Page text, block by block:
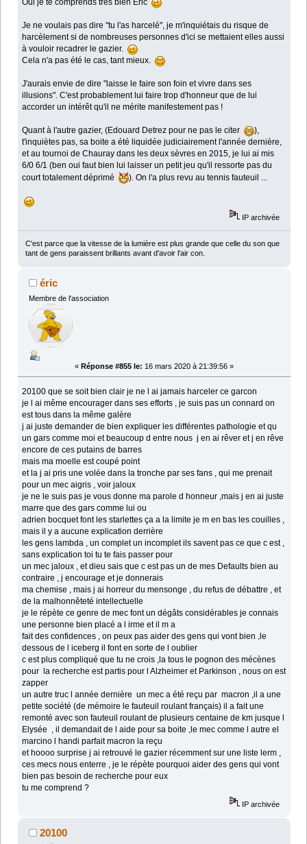
Oui je te comprends très bien Éric
Je ne voulais pas dire "tu l'as harcelé", je m'inquiétais du risque de
harcèlement si de nombreuses personnes d'ici se mettaient elles aussi
à vouloir recadrer le gazier.
Cela n'a pas été le cas, tant mieux.
J'aurais envie de dire "laisse le faire son foin et vivre dans ses
illusions". C'est probablement lui faire trop d'honneur que de lui
accorder un intérêt qu'il ne mérite manifestement pas !
Quant à l'autre gazier, (Edouard Detrez pour ne pas le citer
),
t'inquiètes pas, sa boite a été liquidée judiciairement l'année dernière,
et au tournoi de Chauray dans les deux sèvres en 2015, je lui ai mis
6/0 6/1 (ben oui faut bien lui laisser un petit jeu qu'il ressorte pas du
court totalement déprimé
). On l'a plus revu au tennis fauteuil ...
IP archivée
C'est parce que la vitesse de la lumière est plus grande que celle du son que
tant de gens paraissent brillants avant d'avoir l'air con.
éric
Membre de l'association
« Réponse #855 le: 16 mars 2020 à 21:39:56 »
20100 que se soit bien clair je ne l ai jamais harceler ce garcon
je l ai même encourager dans ses efforts , je suis pas un connard on
est tous dans la même galère
j ai juste demander de bien expliquer les différentes pathologie et qu
un gars comme moi et beaucoup d entre nous j en ai rêver et j en rêve
encore de ces putains de barres
mais ma moelle est coupé point
et la j ai pris une volée dans la tronche par ses fans , qui me prenait
pour un mec aigris , voir jaloux
je ne le suis pas je vous donne ma parole d honneur ,mais j en ai juste
marre que des gars comme lui ou
adrien bocquet font les starlettes ça a la limite je m en bas les couilles ,
mais il y a aucune explication derrière
les gens lambda , un complet un incomplet ils savent pas ce que c est ,
sans explication toi tu te fais passer pour
un mec jaloux , et dieu sais que c est pas un de mes Defaults bien au
contraire , j encourage et je donnerais
ma chemise , mais j ai horreur du mensonge , du refus de débattre , et
de la malhonnêteté intellectuelle
je le répète ce genre de mec font un dégâts considérables je connais
une personne bien placé a l irme et il m a
fait des confidences , on peux pas aider des gens qui vont bien ,le
dessous de l iceberg il font en sorte de l oublier
c est plus compliqué que tu ne crois ,la tous le pognon des mécènes
pour la recherche est partis pour l Alzheimer et Parkinson , nous on est
zapper
un autre truc l année dernière un mec a été reçu par macron ,il a une
petite société (de mémoire le fauteuil roulant français) il a fait une
remonté avec son fauteuil roulant de plusieurs centaine de km jusque l
Elysée , il demandait de l aide pour sa boite ,le mec comme l autre el
marcino l handi parfait macron la reçu
et hoooo surprise j ai retrouvé le gazier récemment sur une liste lerm ,
ces mecs nous enterre , je le répète pourquoi aider des gens qui vont
bien pas besoin de recherche pour eux
tu me comprend ?
IP archivée
20100